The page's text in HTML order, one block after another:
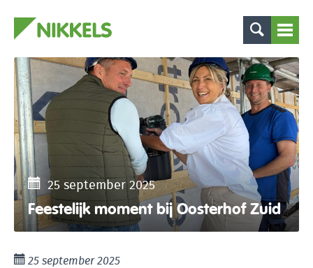
25 september 2025
Feestelijk moment bij Oosterhof Zuid
25 september 2025